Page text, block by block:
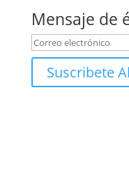
Mensaje de
Suscribete